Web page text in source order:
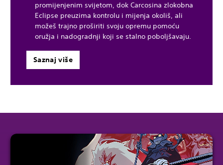
promijenjenim svijetom, dok Carcosina zlokobna
Eclipse preuzima kontrolu i mijenja okoliš, ali
možeš trajno proširiti svoju opremu pomoću
oružja i nadogradnji koji se stalno poboljšavaju.
Saznaj više